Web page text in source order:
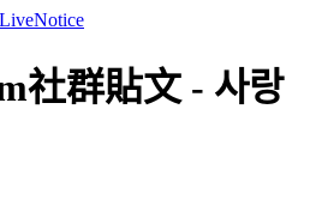
LiveNotice
社群貼文 - 사랑